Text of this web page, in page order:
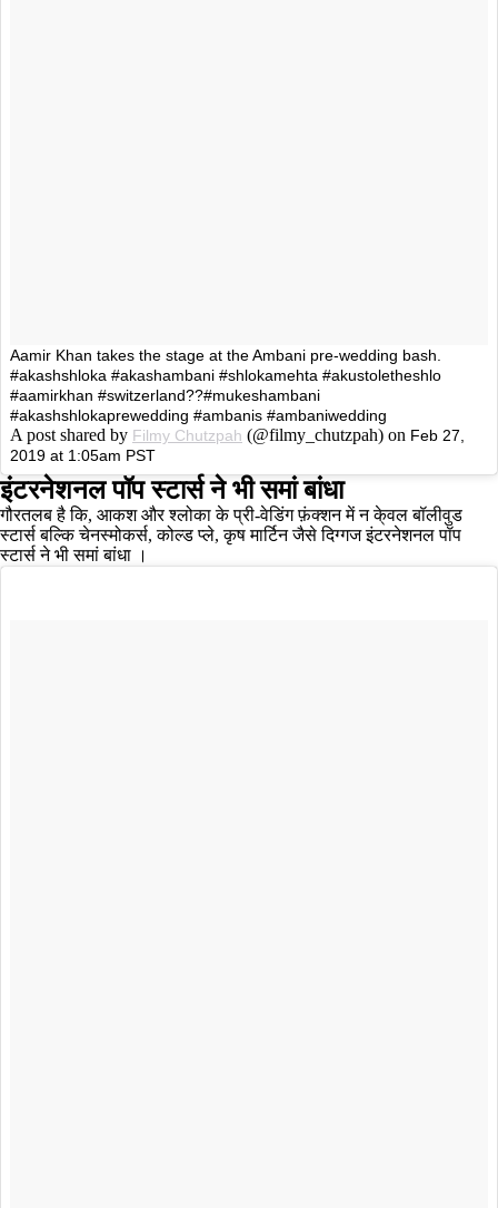
Aamir Khan takes the stage at the Ambani pre-wedding bash.
#akashshloka #akashambani #shlokamehta #akustoletheshlo
#aamirkhan #switzerland??#mukeshambani
#akashshlokaprewedding #ambanis #ambaniwedding
A post shared by Filmy Chutzpah (@filmy_chutzpah) on Feb 27,
2019 at 1:05am PST
इंटरनेशनल पॉप स्टार्स ने भी समां बांधा
गौरतलब है कि, आकश और श्लोका के प्री-वेडिंग फ़ंक्शन में न के्वल बॉलीवुड
स्टार्स बल्कि चेनस्मोकर्स, कोल्ड प्ले, कृष मार्टिन जैसे दिग्गज इंटरनेशनल पॉप
स्टार्स ने भी समां बांधा ।